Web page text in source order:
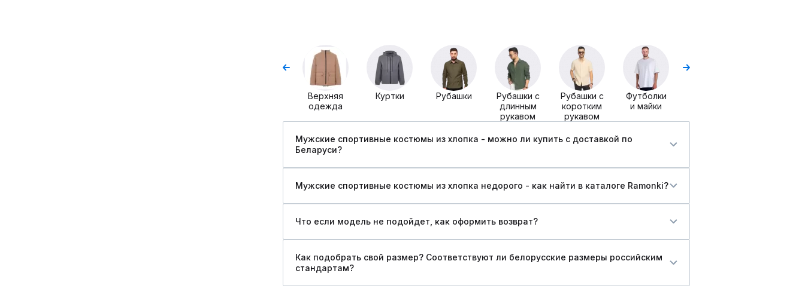
Верхняя
одежда
Куртки Рубашки
Рубашки с
длинным
рукавом
Рубашки с
коротким
рукавом
Футболки
и майки
Мужские спортивные костюмы из хлопка - можно ли купить c доставкой по
Беларуси?
Мужские спортивные костюмы из хлопка недорого - как найти в каталоге Ramonki?
Что если модель не подойдет, как оформить возврат?
Как подобрать свой размер? Соответствуют ли белорусские размеры российским
стандартам?